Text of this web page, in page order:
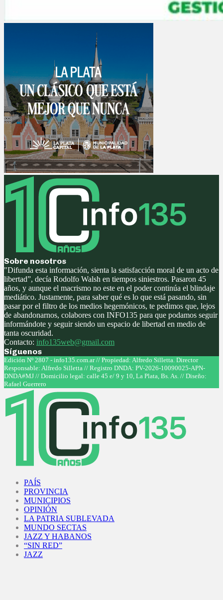
Sobre nosotros
"Difunda esta información, sienta la satisfacción moral de un acto de
libertad”, decía Rodolfo Walsh en tiempos siniestros. Pasaron 45
años, y aunque el macrismo no este en el poder continúa el blindaje
mediático. Justamente, para saber qué es lo que está pasando, sin
pasar por el filtro de los medios hegemónicos, te pedimos que, lejos
de abandonarnos, colabores con INFO135 para que podamos seguir
informándote y seguir siendo un espacio de libertad en medio de
tanta oscuridad.
Contacto: info135web@gmail.com
Síguenos
Facebook
Twitter
Instagram
Youtube
Edición Nº 2807 - info135.com.ar // Propiedad: Alfredo Silletta. Director
Responsable: Alfredo Silletta // Registro DNDA: PV-2026-10090025-APN-
DNDA#MJ // Domicilio legal: calle 45 e/ 9 y 10, La Plata, Bs. As. // Diseño:
Rafael Guerrero
PAÍS
PROVINCIA
MUNICIPIOS
OPINIÓN
LA PATRIA SUBLEVADA
MUNDO SECTAS
JAZZ Y HABANOS
“SIN RED”
JAZZ